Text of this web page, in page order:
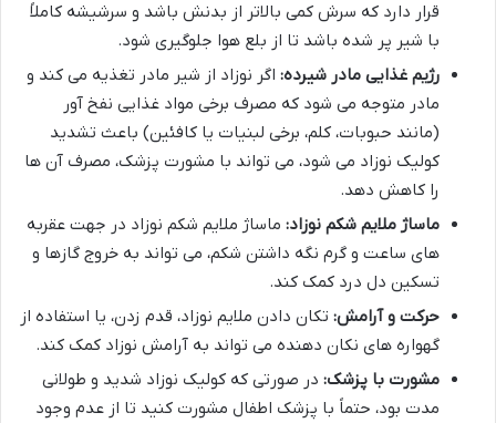
قرار دارد که سرش کمی بالاتر از بدنش باشد و سرشیشه کاملاً
با شیر پر شده باشد تا از بلع هوا جلوگیری شود.
رژیم غذایی مادر شیرده: اگر نوزاد از شیر مادر تغذیه می کند و
مادر متوجه می شود که مصرف برخی مواد غذایی نفخ آور
(مانند حبوبات، کلم، برخی لبنیات یا کافئین) باعث تشدید
کولیک نوزاد می شود، می تواند با مشورت پزشک، مصرف آن ها
را کاهش دهد.
ماساژ ملایم شکم نوزاد: ماساژ ملایم شکم نوزاد در جهت عقربه
های ساعت و گرم نگه داشتن شکم، می تواند به خروج گازها و
تسکین دل درد کمک کند.
حرکت و آرامش: تکان دادن ملایم نوزاد، قدم زدن، یا استفاده از
گهواره های نکان دهنده می تواند به آرامش نوزاد کمک کند.
مشورت با پزشک: در صورتی که کولیک نوزاد شدید و طولانی
مدت بود، حتماً با پزشک اطفال مشورت کنید تا از عدم وجود